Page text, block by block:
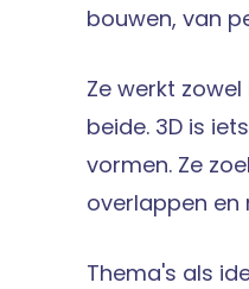
bouwen, van
Ze werkt
beide. 3D is
vormen. Ze
overlappen en
Thema's als